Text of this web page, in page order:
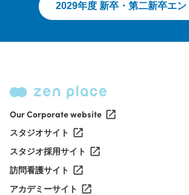
2029年度 新卒・第二新卒エン
Our Corporate website
スタジオサイト
スタジオ採用サイト
訪問看護サイト
アカデミーサイト